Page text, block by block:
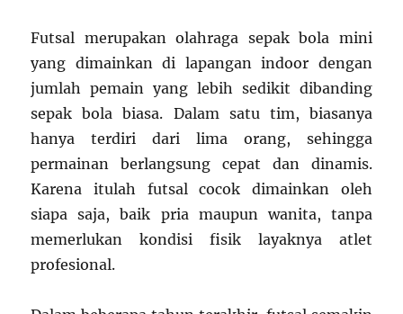
Futsal merupakan olahraga sepak bola mini
yang dimainkan di lapangan indoor dengan
jumlah pemain yang lebih sedikit dibanding
sepak bola biasa. Dalam satu tim, biasanya
hanya terdiri dari lima orang, sehingga
permainan berlangsung cepat dan dinamis.
Karena itulah futsal cocok dimainkan oleh
siapa saja, baik pria maupun wanita, tanpa
memerlukan kondisi fisik layaknya atlet
profesional.